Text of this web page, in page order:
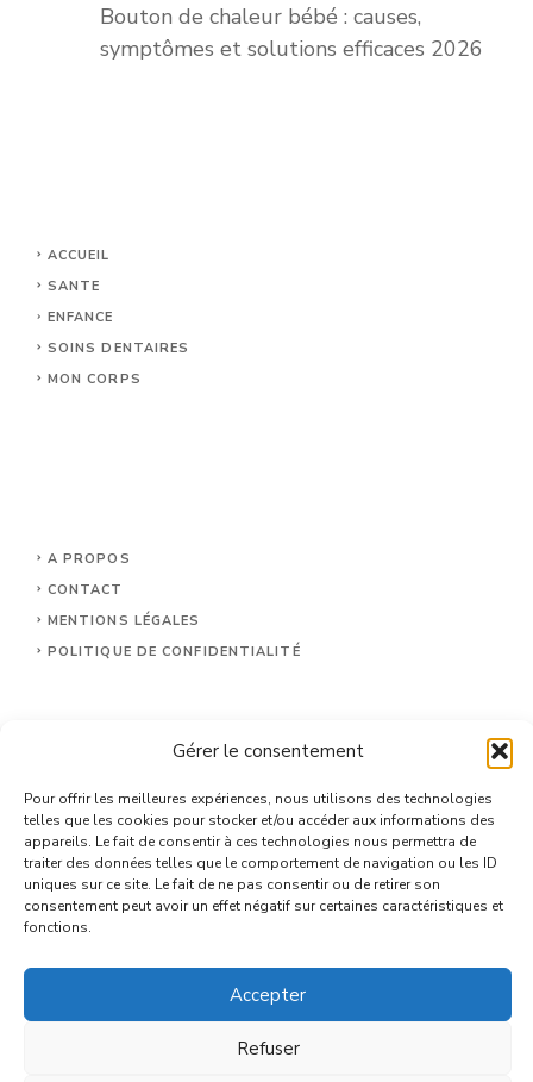
Gérer le consentement
Pour offrir les meilleures expériences, nous utilisons des technologies
telles que les cookies pour stocker et/ou accéder aux informations des
appareils. Le fait de consentir à ces technologies nous permettra de
traiter des données telles que le comportement de navigation ou les ID
uniques sur ce site. Le fait de ne pas consentir ou de retirer son
consentement peut avoir un effet négatif sur certaines caractéristiques et
fonctions.
Accepter
Refuser
Bouton de chaleur bébé : causes,
symptômes et solutions efficaces 2026
ACCUEIL
SANTE
ENFANCE
SOINS DENTAIRES
MON CORPS
A PROPOS
CONTACT
MENTIONS LÉGALES
POLITIQUE DE CONFIDENTIALITÉ